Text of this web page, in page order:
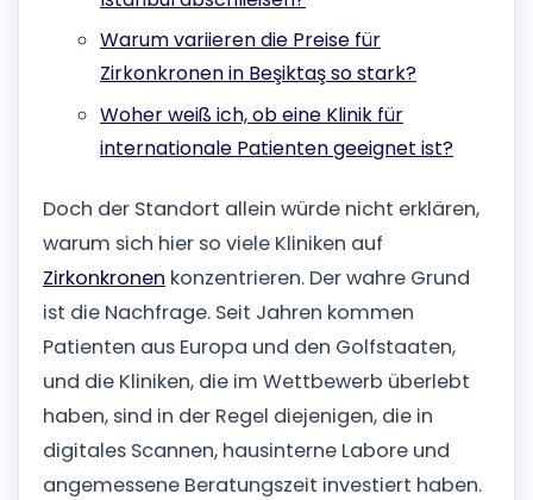
Warum variieren die Preise für
Zirkonkronen in Beşiktaş so stark?
Woher weiß ich, ob eine Klinik für
internationale Patienten geeignet ist?
Doch der Standort allein würde nicht erklären,
warum sich hier so viele Kliniken auf
Zirkonkronen konzentrieren. Der wahre Grund
ist die Nachfrage. Seit Jahren kommen
Patienten aus Europa und den Golfstaaten,
und die Kliniken, die im Wettbewerb überlebt
haben, sind in der Regel diejenigen, die in
digitales Scannen, hausinterne Labore und
angemessene Beratungszeit investiert haben.